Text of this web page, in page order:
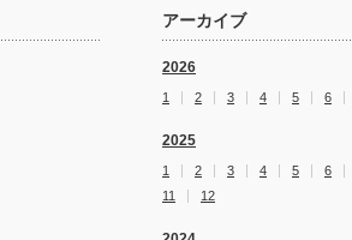
アーカイブ
2026
1 2 3 4 5 6
2025
1 2 3 4 5 6
11
12